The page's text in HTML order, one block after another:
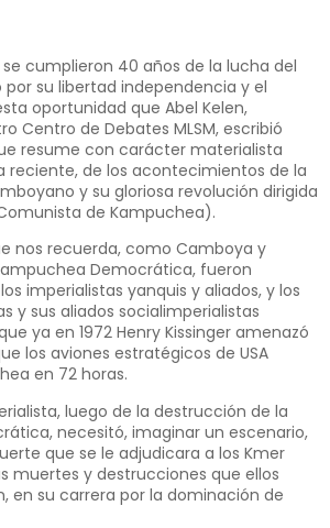
se cumplieron 40 años de la lucha del
su libertad independencia y el
oportunidad que Abel Kelen,
Centro de Debates MLSM, escribió
resume con carácter materialista
reciente, de los acontecimientos de la
y su gloriosa revolución dirigida
de Kampuchea).
nos recuerda, como Camboya y
Democrática, fueron
imperialistas yanquis y aliados, y los
y sus aliados socialimperialistas
ya en 1972 Henry Kissinger amenazó
los aviones estratégicos de USA
en 72 horas.
luego de la destrucción de la
necesitó, imaginar un escenario,
que se le adjudicara a los Kmer
muertes y destrucciones que ellos
en su carrera por la dominación de